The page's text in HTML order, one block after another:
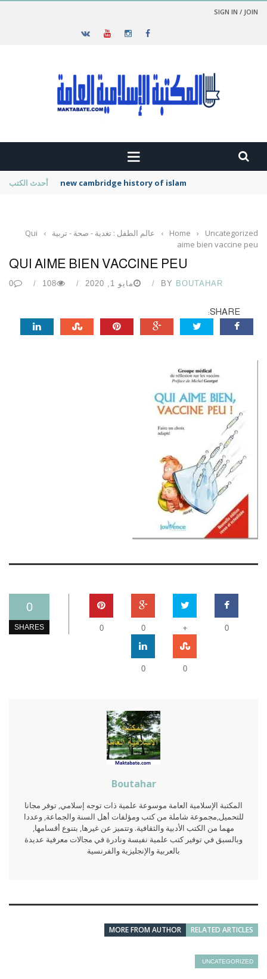
SIGN IN / JOIN
أحدث الكتب new cambridge history of islam
Home › Uncategorized
› عالم الطفل : تغدية - صحة - تربية ›
Qui
aime bien vaccine peu
QUI AIME BIEN VACCINE PEU
BY BOUTAHAR مايو 1, 2020 108
0
SHARE:
0
SHARES 0
+
0
0
0
0
Boutahar
المكتبة الإسلامية العامة موسوعة علمية ذات توجه إسلامي, توفر مجانا
للتحميل,مجموعة شاملة من كتب ومؤلفات أهل السنة والجماعة, وعددا
مهما من الكتب الأدبية والثقافية. وتتميز عن غيرها, بتنوع أقسامها,
وبالسبق في توفير كتب علمية نفيسة ونادرة في مجالات معرفية عديدة
بالعربية والإنجليزية والفرنسية
RELATED ARTICLES
MORE FROM AUTHOR
UNCATEGORIZED